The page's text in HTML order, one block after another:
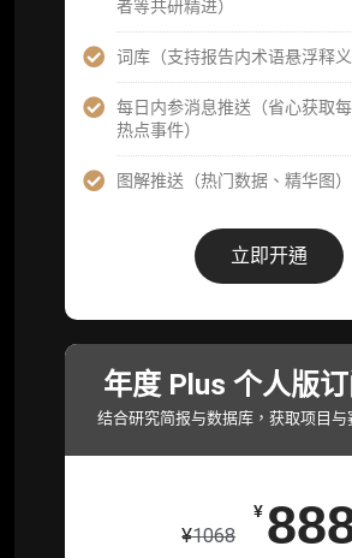
者等共研精进）
词库（支持报告内术语悬浮释义
每日内参消息推送（省心获取
热点事件）
图解推送（热门数据、精华图）
立即开通
年度 Plus 个人版
结合研究简报与数据库，获取项目与
¥1068
¥
研精进）
可下载报告 PDF 版（12 次/年）
供，2次/年)
列研报全量解锁且每周上新，
80+ 赛道分支，并重点追踪链
系等核心基础设施与应用演化
研究简报栏目内容（内容依托于
取研究对象核心判断）
市场脉搏分析、融资项目解密
项目融资数据库